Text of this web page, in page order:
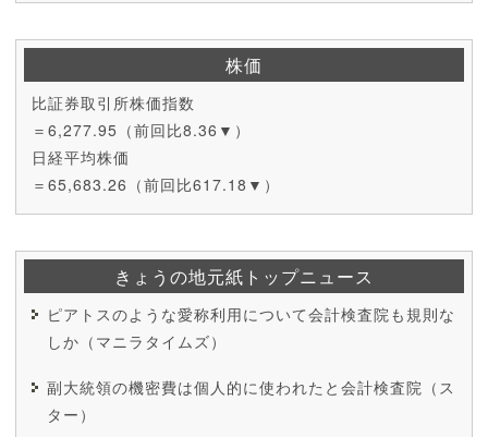
株価
比証券取引所株価指数
＝6,277.95（前回比8.36▼）
日経平均株価
＝65,683.26（前回比617.18▼）
きょうの地元紙トップニュース
ピアトスのような愛称利用について会計検査院も規則な
しか（マニラタイムズ）
副大統領の機密費は個人的に使われたと会計検査院（ス
ター）